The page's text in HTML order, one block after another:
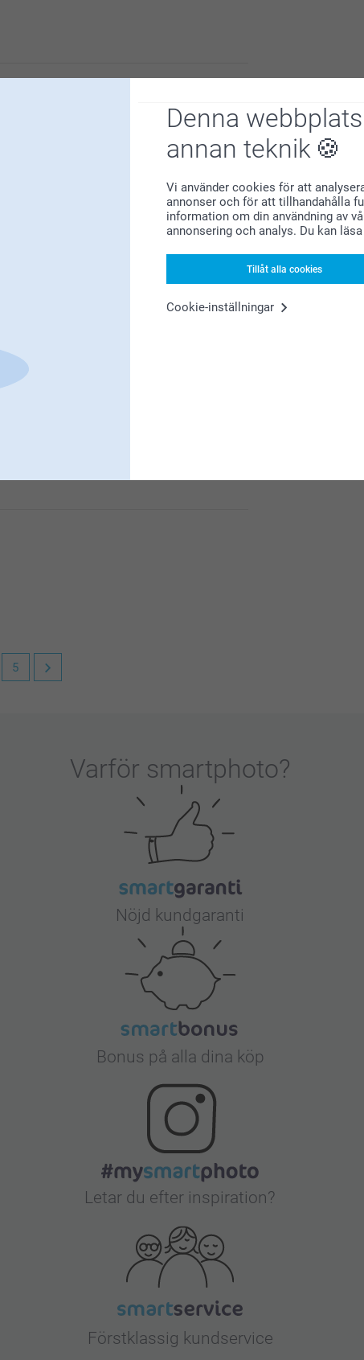
Denna
annan teknik
Vi använder cookies för att
annonser och för att tillhandahålla
information om din användning av
annonsering och analys. Du kan
Tillåt alla cookies
Cookie-inställningar
att höra att du är nöjd med nyckelringen.
är nöjd med din nyckelring.
faq
5
Varför smartphoto?
Nöjd kundgaranti
Bonus på alla dina köp
Letar du efter inspiration?
Förstklassig kundservice